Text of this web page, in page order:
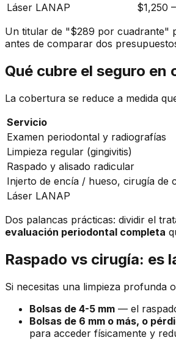
Láser LANAP
$1,250
Un titular de "$289 por cuadrante"
antes de comparar dos
Qué cubre el seguro en
La cobertura se reduce a medida
Servicio
Examen periodontal y radiografías
Limpieza regular (gingivitis)
Raspado y alisado radicular
Injerto de encía / hueso, cirugía de
Láser LANAP
Dos palancas prácticas: dividir el
evaluación periodontal completa
Raspado vs cirugía: es
Si necesitas una limpieza profunda
Bolsas de 4-5 mm — el
Bolsas de 6 mm o más, o
para acceder físicamente y